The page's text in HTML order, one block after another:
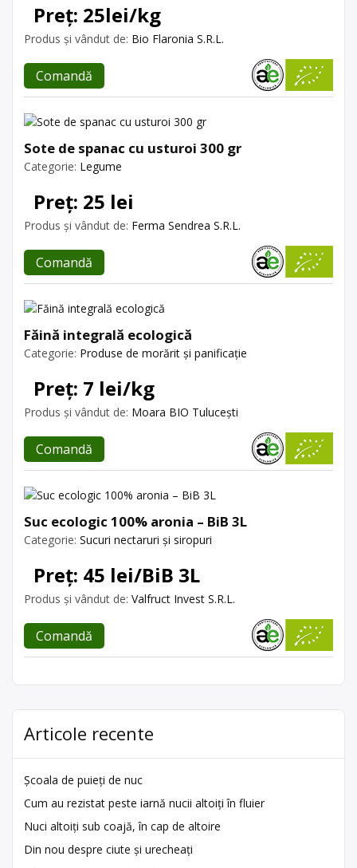
Preț: 25lei/kg
Produs și vândut de: Bio Flaronia S.R.L.
Comandă
Sote de spanac cu usturoi 300 gr
Categorie: Legume
Preț: 25 lei
Produs și vândut de: Ferma Sendrea S.R.L.
Comandă
Făină integrală ecologică
Categorie: Produse de morărit și panificație
Preț: 7 lei/kg
Produs și vândut de: Moara BIO Tulucești
Comandă
Suc ecologic 100% aronia – BiB 3L
Categorie: Sucuri nectaruri și siropuri
Preț: 45 lei/BiB 3L
Produs și vândut de: Valfruct Invest S.R.L.
Comandă
Articole recente
Școala de puieți de nuc
Cum au rezistat peste iarnă nucii altoiți în fluier
Nuci altoiți sub coajă, în cap de altoire
Din nou despre ciute și urecheați